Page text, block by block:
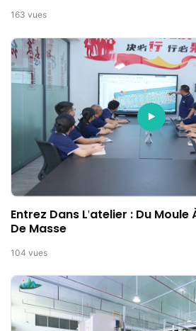
163 vues
Entrez Dans L'atelier : Du Moule
De Masse
104 vues